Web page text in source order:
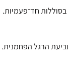
הרגל הפחמנית.